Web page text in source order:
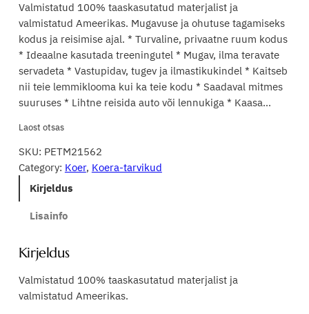
Valmistatud 100% taaskasutatud materjalist ja
valmistatud Ameerikas. Mugavuse ja ohutuse tagamiseks
kodus ja reisimise ajal. * Turvaline, privaatne ruum kodus
* Ideaalne kasutada treeningutel * Mugav, ilma teravate
servadeta * Vastupidav, tugev ja ilmastikukindel * Kaitseb
nii teie lemmiklooma kui ka teie kodu * Saadaval mitmes
suuruses * Lihtne reisida auto või lennukiga * Kaasa…
Laost otsas
SKU: PETM21562
Category: Koer, Koera-tarvikud
Kirjeldus
Lisainfo
Kirjeldus
Valmistatud 100% taaskasutatud materjalist ja
valmistatud Ameerikas.